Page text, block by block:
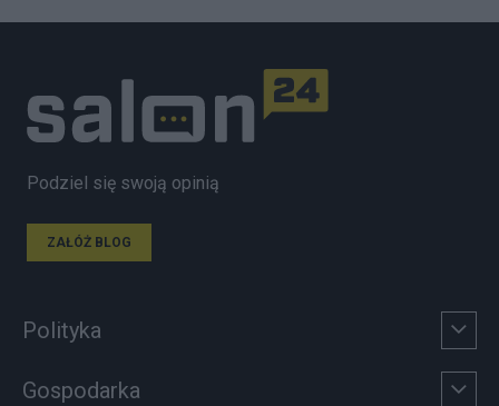
Podziel się swoją opinią
ZAŁÓŻ BLOG
Polityka
Gospodarka